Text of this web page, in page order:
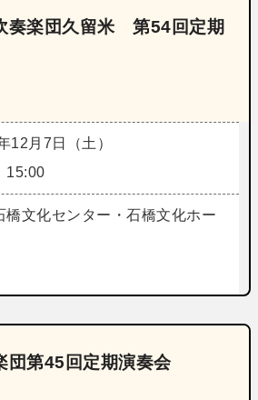
奏楽団久留米 第54回定期
12月7日（土）
15:00
橋文化センター・石橋文化ホー
団第45回定期演奏会